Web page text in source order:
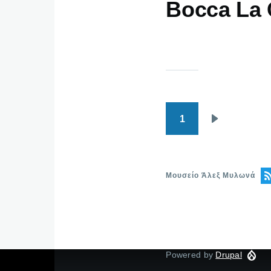
Bocca La
Pagination
1
Μουσείο Άλεξ Μυλωνά
Powered by Drupal